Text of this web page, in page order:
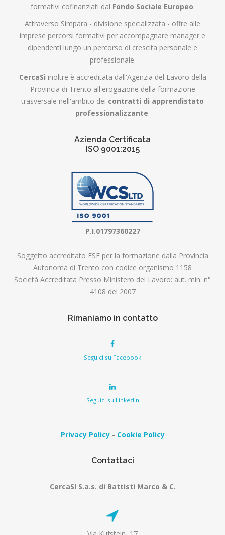
formativi cofinanziati dal Fondo Sociale Europeo.
Attraverso Sìmpara - divisione specializzata - offre alle
imprese percorsi formativi per accompagnare manager e
dipendenti lungo un percorso di crescita personale e
professionale.
CercaSì inoltre è accreditata dall'Agenzia del Lavoro della
Provincia di Trento all'erogazione della formazione
trasversale nell'ambito dei contratti di apprendistato
professionalizzante.
Azienda Certificata
ISO 9001:2015
P.I.01797360227
Soggetto accreditato FSE per la formazione dalla Provincia
Autonoma di Trento con codice organismo 1158
Società Accreditata Presso Ministero del Lavoro: aut. min. n°
4108 del 2007
Rimaniamo in contatto
Seguici su Facebook
Seguici su Linkedin
Privacy Policy- Cookie Policy
Contattaci
CercaSì S.a.s. di Battisti Marco & C.